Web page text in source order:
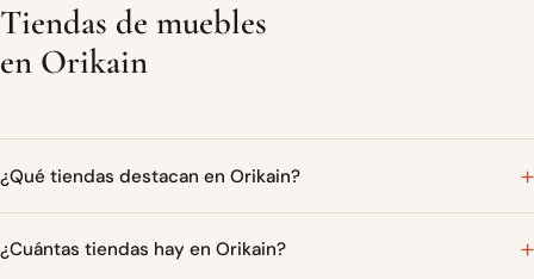
Tiendas de muebles
en Orikain
¿Qué tiendas destacan en Orikain?
¿Cuántas tiendas hay en Orikain?